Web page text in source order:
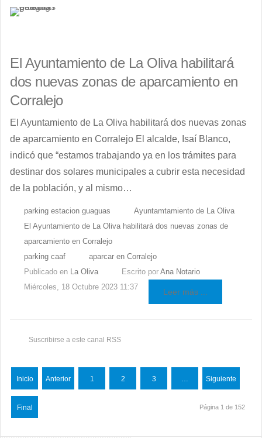
El Ayuntamiento de La Oliva habilitará
dos nuevas zonas de aparcamiento en
Corralejo
El Ayuntamiento de La Oliva habilitará dos nuevas zonas
de aparcamiento en Corralejo El alcalde, Isaí Blanco,
indicó que “estamos trabajando ya en los trámites para
destinar dos solares municipales a cubrir esta necesidad
de la población, y al mismo…
parking estacion guaguas
Ayuntamtamiento de La Oliva
El Ayuntamiento de La Oliva habilitará dos nuevas zonas de
aparcamiento en Corralejo
parking caaf
aparcar en Corralejo
Publicado en La Oliva Escrito por Ana Notario
Miércoles, 18 Octubre 2023 11:37
Leer más ...
Suscribirse a este canal RSS
Inicio Anterior 1 2 3 … Siguiente
Final Página 1 de 152